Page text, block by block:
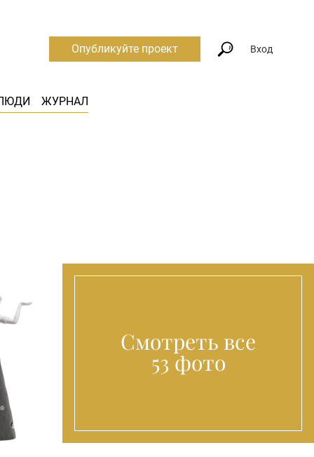
ЖУРНАЛ
Опубликуйте проект Вход
Смотреть все
53 фото